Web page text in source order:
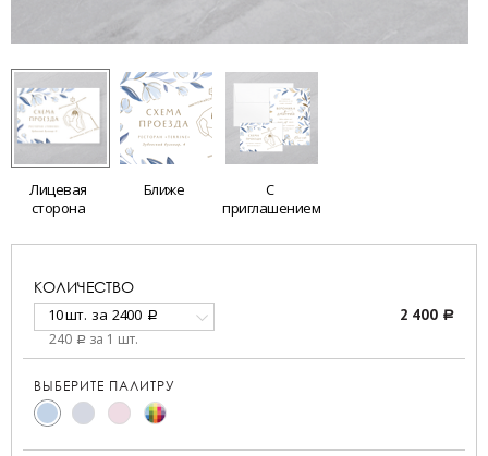
Лицевая
сторона
Ближе
С
приглашением
КОЛИЧЕСТВО
10 шт. за 2400 a
240 a за 1 шт.
2 400 a
ВЫБЕРИТЕ ПАЛИТРУ